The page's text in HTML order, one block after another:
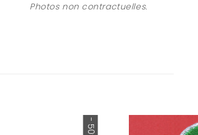
Photos non contractuelles.
- 50%